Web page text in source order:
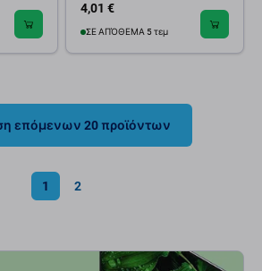
4,01 €
ΣΕ ΑΠΌΘΕΜΑ 5 τεμ
επόμενων 20 προϊόντων
1 2